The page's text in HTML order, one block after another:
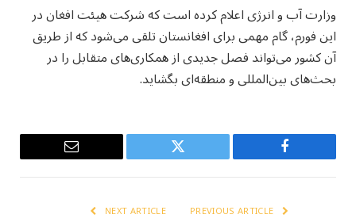
وزارت آب و انرژی اعلام کرده است که شرکت هیئت افغان در
این فورم، گام مهمی برای افغانستان تلقی می‌شود که از طریق
آن کشور می‌تواند فصل جدیدی از همکاری‌های متقابل را در
بحث‌های بین‌المللی و منطقه‌ای بگشاید.
Facebook
Twitter
Email
NEXT ARTICLE